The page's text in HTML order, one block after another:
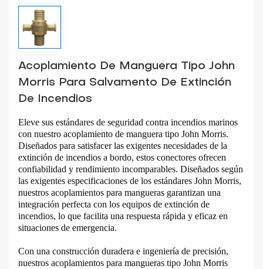
Acoplamiento De Manguera Tipo John
Morris Para Salvamento De Extinción
De Incendios
Eleve sus estándares de seguridad contra incendios marinos
con nuestro acoplamiento de manguera tipo John Morris.
Diseñados para satisfacer las exigentes necesidades de la
extinción de incendios a bordo, estos conectores ofrecen
confiabilidad y rendimiento incomparables. Diseñados según
las exigentes especificaciones de los estándares John Morris,
nuestros acoplamientos para mangueras garantizan una
integración perfecta con los equipos de extinción de
incendios, lo que facilita una respuesta rápida y eficaz en
situaciones de emergencia.
Con una construcción duradera e ingeniería de precisión,
nuestros acoplamientos para mangueras tipo John Morris